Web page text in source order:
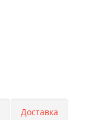
Доставка